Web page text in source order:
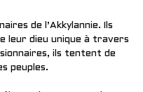
de l’Akkylannie. Ils
leur dieu unique à travers
ils tentent de
peuples.